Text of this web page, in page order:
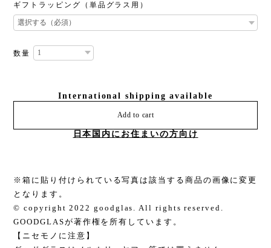
ギフトラッピング（単品グラス用）
数量
International shipping available
Add to cart
日本国内にお住まいの方向け
※箱に貼り付けられている写真は該当する商品の画像に変更
となります。
© copyright 2022 goodglas. All rights reserved.
GOODGLASが著作権を所有しています。
【ニセモノに注意】